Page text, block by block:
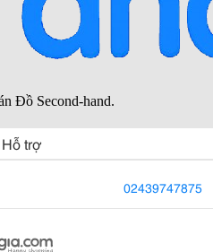
Hỗ trợ
02439747875